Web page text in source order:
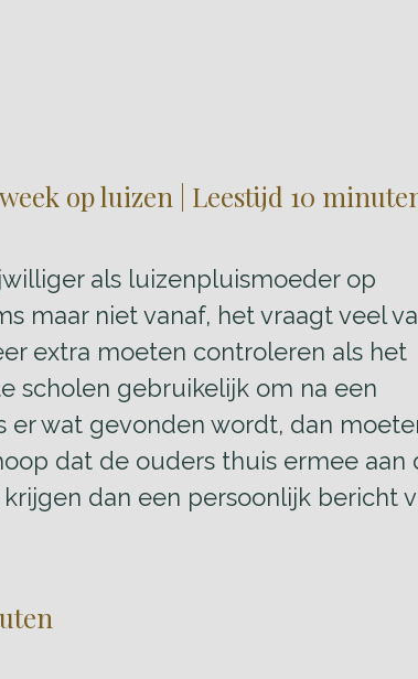
op luizen | Leestijd 10
als luizenpluismoeder op
maar niet vanaf, het vraagt veel
extra moeten controleren als het
scholen gebruikelijk om na een
er wat gevonden wordt, dan
dat de ouders thuis ermee aan
dan een persoonlijk bericht